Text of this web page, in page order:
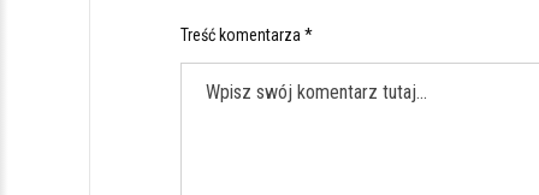
Treść komentarza *